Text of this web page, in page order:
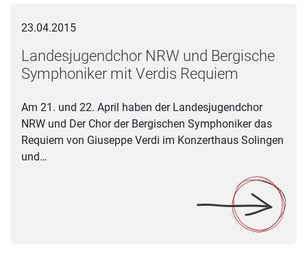
23.04.2015
Landesjugendchor NRW und Bergische
Symphoniker mit Verdis Requiem
Am 21. und 22. April haben der Landesjugendchor
NRW und Der Chor der Bergischen Symphoniker das
Requiem von Giuseppe Verdi im Konzerthaus Solingen
und…